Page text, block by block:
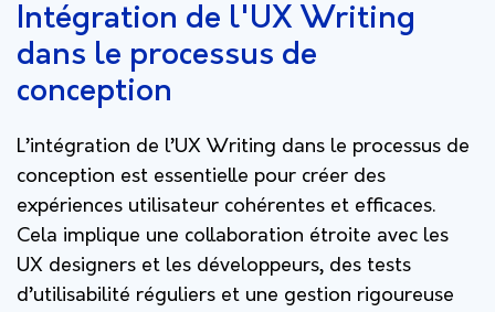
Intégration de l'UX Writing
dans le processus de
conception
L’intégration de l’UX Writing dans le processus de
conception est essentielle pour créer des
expériences utilisateur cohérentes et efficaces.
Cela implique une collaboration étroite avec les
UX designers et les développeurs, des tests
d’utilisabilité réguliers et une gestion rigoureuse